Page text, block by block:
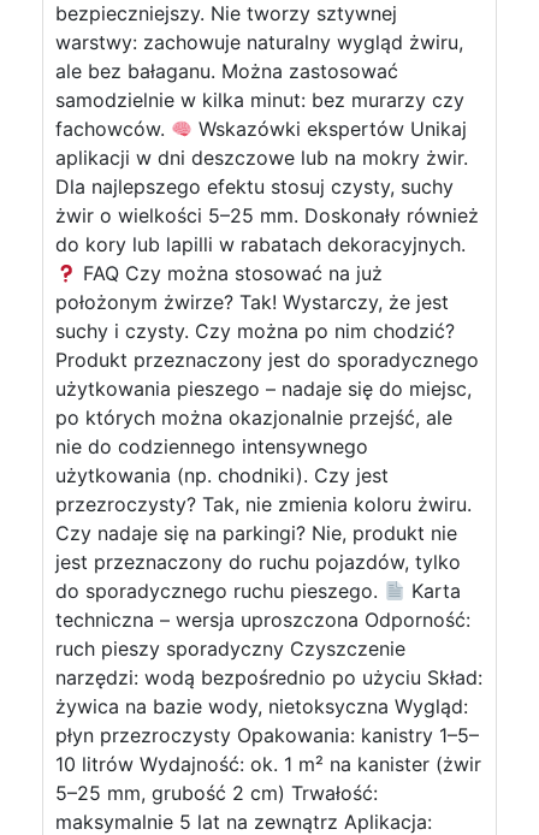
bezpieczniejszy. Nie tworzy sztywnej
warstwy: zachowuje naturalny wygląd żwiru,
ale bez bałaganu. Można zastosować
samodzielnie w kilka minut: bez murarzy czy
fachowców.
Wskazówki ekspertów Unikaj
aplikacji w dni deszczowe lub na mokry żwir.
Dla najlepszego efektu stosuj czysty, suchy
żwir o wielkości 5–25 mm. Doskonały również
do kory lub lapilli w rabatach dekoracyjnych.
FAQ Czy można stosować na już
położonym żwirze? Tak! Wystarczy, że jest
suchy i czysty. Czy można po nim chodzić?
Produkt przeznaczony jest do sporadycznego
użytkowania pieszego – nadaje się do miejsc,
po których można okazjonalnie przejść, ale
nie do codziennego intensywnego
użytkowania (np. chodniki). Czy jest
przezroczysty? Tak, nie zmienia koloru żwiru.
Czy nadaje się na parkingi? Nie, produkt nie
jest przeznaczony do ruchu pojazdów, tylko
do sporadycznego ruchu pieszego.
Karta
techniczna – wersja uproszczona Odporność:
ruch pieszy sporadyczny Czyszczenie
narzędzi: wodą bezpośrednio po użyciu Skład:
żywica na bazie wody, nietoksyczna Wygląd:
płyn przezroczysty Opakowania: kanistry 1–5–
10 litrów Wydajność: ok. 1 m² na kanister (żwir
5–25 mm, grubość 2 cm) Trwałość:
maksymalnie 5 lat na zewnątrz Aplikacja: